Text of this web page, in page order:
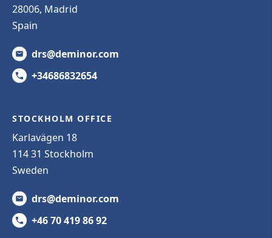
28006, Madrid
Spain
drs@deminor.com
+34686832654
STOCKHOLM OFFICE
Karlavägen 18
114 31 Stockholm
Sweden
drs@deminor.com
+46 70 419 86 92